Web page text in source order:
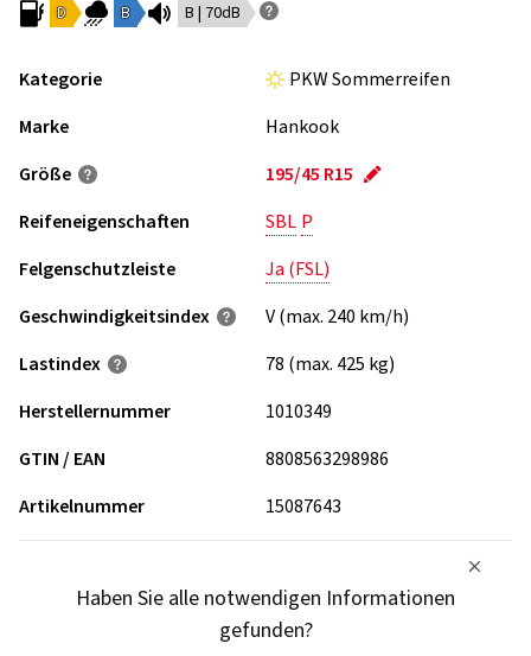
D B B | 70dB
Kategorie
PKW Sommerreifen
Marke
Hankook
Größe
195/45 R15
Reifeneigenschaften
SBL P
Felgenschutzleiste
Ja (FSL)
Geschwindigkeits­index
V (max. 240 km/h)
Lastindex
78 (max. 425 kg)
Herstellernummer
1010349
GTIN / EAN
8808563298986
Artikelnummer
15087643
Haben Sie alle notwendigen Informationen
gefunden?